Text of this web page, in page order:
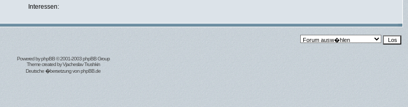
Interessen:
Powered byphpBB© 2001-2003 phpBB Group
Theme created byVjacheslav Trushkin
Deutsche �bersetzung vonphpBB.de